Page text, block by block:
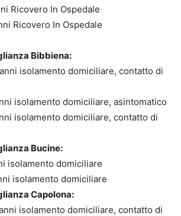
Ricovero In Ospedale
Ricovero In Ospedale
Bibbiena:
isolamento domiciliare, contatto di
isolamento domiciliare, asintomatico
isolamento domiciliare, contatto di
Bucine:
isolamento domiciliare
isolamento domiciliare
Capolona:
isolamento domiciliare, contatto di